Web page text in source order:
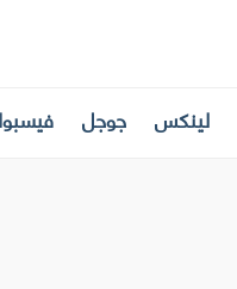
لينكس جوجل